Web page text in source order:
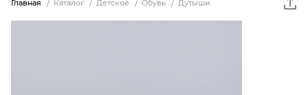
Главная Каталог Детское Обувь Дутыши